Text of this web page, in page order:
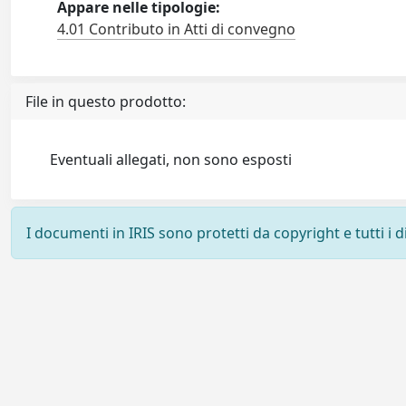
Appare nelle tipologie:
4.01 Contributo in Atti di convegno
File in questo prodotto:
Eventuali allegati, non sono esposti
I documenti in IRIS sono protetti da copyright e tutti i